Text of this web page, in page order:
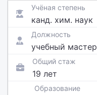
Учёная степень
канд. хим. наук
Должность
учебный мастер
Общий стаж
19 лет
Образование